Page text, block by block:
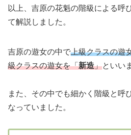
以上、吉原の花魁の階級による呼
て解説しました。
吉原の遊女の中で上級クラスの遊
級クラスの遊女を「新造」といい
また、その中でも細かく階級と呼
なっていました。